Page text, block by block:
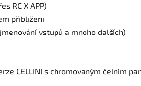
RC X APP)
přiblížení
vstupů a mnoho dalších)
CELLINI s chromovaným čelním